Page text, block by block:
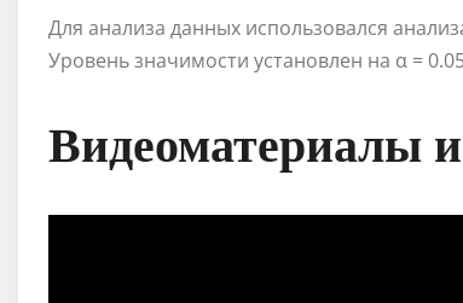
Для анализа данных использовался
Уровень значимости установлен на α =
Видеоматериалы